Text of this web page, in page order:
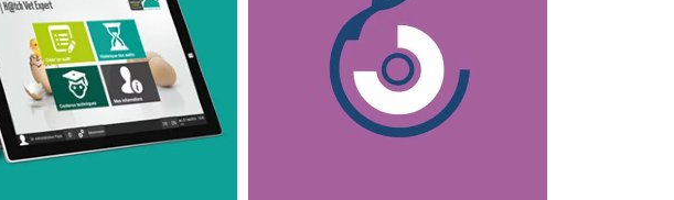
APPLICATIONS MOBILES
H@tch Vet Expert
APPLICATIONS MOBILES
OBS MAM